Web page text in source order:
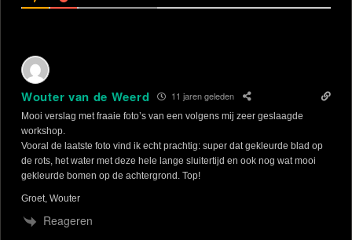
Wouter van de Weerd 11 jaren geleden
Mooi verslag met fraaie foto’s van een volgens mij zeer geslaagde
workshop.
Vooral de laatste foto vind ik echt prachtig: super dat gekleurde blad op
de rots, het water met deze hele lange sluitertijd en ook nog wat mooi
gekleurde bomen op de achtergrond. Top!
Groet, Wouter
Reageren